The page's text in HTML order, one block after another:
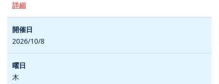
詳細
2026/10/8
木